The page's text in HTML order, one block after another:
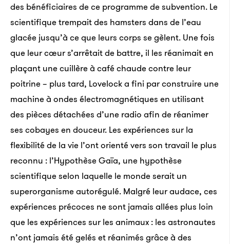
des bénéficiaires de ce programme de subvention. Le
scientifique trempait des hamsters dans de l’eau
glacée jusqu’à ce que leurs corps se gèlent. Une fois
que leur cœur s’arrêtait de battre, il les réanimait en
plaçant une cuillère à café chaude contre leur
poitrine – plus tard, Lovelock a fini par construire une
machine à ondes électromagnétiques en utilisant
des pièces détachées d’une radio afin de réanimer
ses cobayes en douceur. Les expériences sur la
flexibilité de la vie l’ont orienté vers son travail le plus
reconnu : l’Hypothèse Gaïa, une hypothèse
scientifique selon laquelle le monde serait un
superorganisme autorégulé. Malgré leur audace, ces
expériences précoces ne sont jamais allées plus loin
que les expériences sur les animaux : les astronautes
n’ont jamais été gelés et réanimés grâce à des